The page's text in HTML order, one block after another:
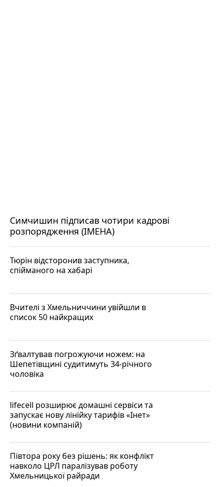
Симчишин підписав чотири кадрові
розпорядження (ІМЕНА)
Тюрін відсторонив заступника,
спійманого на хабарі
Вчителі з Хмельниччини увійшли в
список 50 найкращих
Зґвалтував погрожуючи ножем: на
Шепетівщині судитимуть 34-річного
чоловіка
lifecell розширює домашні сервіси та
запускає нову лінійку тарифів «Інет»
(новини компаній)
Півтора року без рішень: як конфлікт
навколо ЦРЛ паралізував роботу
Хмельницької райради